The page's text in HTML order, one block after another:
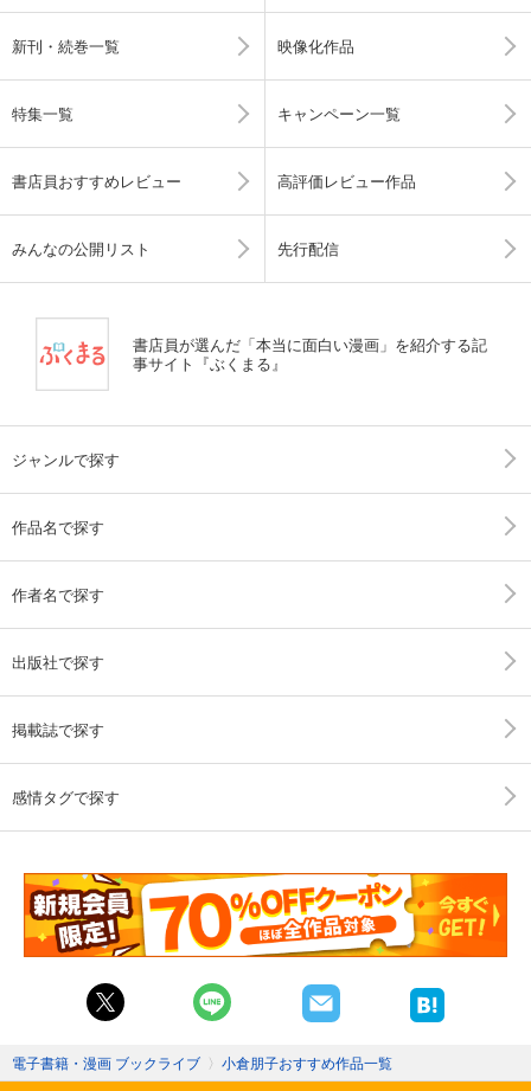
新刊・続巻一覧 映像化作品
特集一覧 キャンペーン一覧
書店員おすすめレビュー 高評価レビュー作品
みんなの公開リスト 先行配信
書店員が選んだ「本当に面白い漫画」を紹介する記
事サイト『ぶくまる』
ジャンルで探す
作品名で探す
作者名で探す
出版社で探す
掲載誌で探す
感情タグで探す
電子書籍・漫画 ブックライブ 〉 小倉朋子おすすめ作品一覧